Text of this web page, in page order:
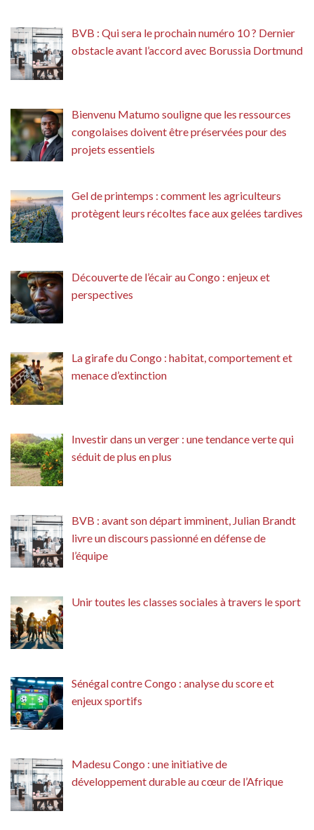
BVB : Qui sera le prochain numéro 10 ? Dernier
obstacle avant l’accord avec Borussia Dortmund
Bienvenu Matumo souligne que les ressources
congolaises doivent être préservées pour des
projets essentiels
Gel de printemps : comment les agriculteurs
protègent leurs récoltes face aux gelées tardives
Découverte de l’écair au Congo : enjeux et
perspectives
La girafe du Congo : habitat, comportement et
menace d’extinction
Investir dans un verger : une tendance verte qui
séduit de plus en plus
BVB : avant son départ imminent, Julian Brandt
livre un discours passionné en défense de
l’équipe
Unir toutes les classes sociales à travers le sport
Sénégal contre Congo : analyse du score et
enjeux sportifs
Madesu Congo : une initiative de
développement durable au cœur de l’Afrique